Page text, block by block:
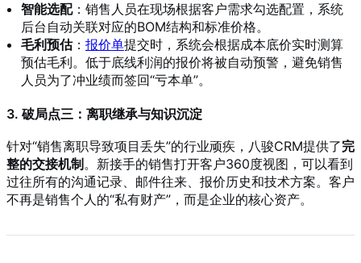
智能选配：销售人员在现场根据客户需求勾选配置，系统
后台自动关联对应的BOM结构和标准价格。
毛利预估： 报价单提交时，系统会根据成本底价实时测算
预估毛利。低于底线利润的报价将被自动预警，避免销售
人员为了冲业绩而签回“亏本单”。
3. 破局点三：离职继承与知识沉淀
针对“销售离职导致项目丢失”的行业顽疾，八骏CRM提供了完
整的交接机制 。新接手的销售打开客户360度视图，可以看到
过往所有的沟通记录、邮件往来、报价历史和技术方案。客户
不再是销售个人的“私有财产”，而是企业的核心资产。